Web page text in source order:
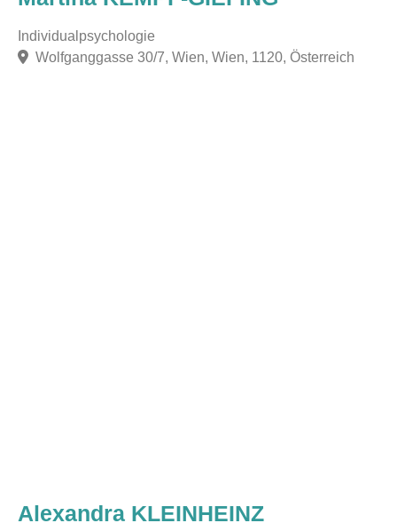
Individualpsychologie
Wolfganggasse 30/7, Wien, Wien, 1120, Österreich
Alexandra KLEINHEINZ